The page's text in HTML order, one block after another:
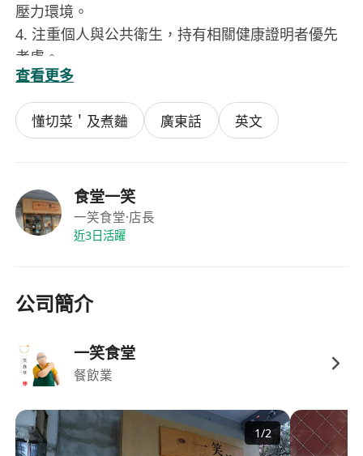
壓力環境。
4. 注重個人與公共衛生，持有相關健康證明者優先
考慮。
5. 擁有團隊合作精神，能夠聽從指揮並與同事和諧
相處。
查看更多
懂切菜＇及煮麯 廣東話 英文
食堂一笑
一笑食堂·店長
近3日活躍
公司簡介
一笑食堂
餐飲業
1/2